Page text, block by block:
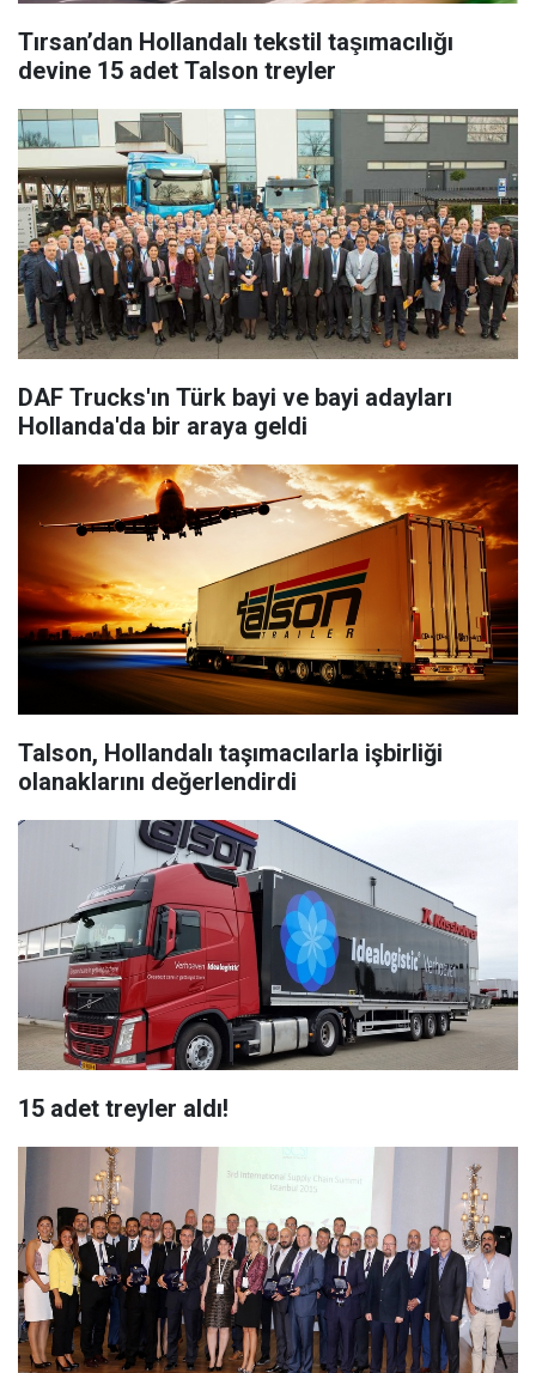
Tırsan’dan Hollandalı tekstil taşımacılığı
devine 15 adet Talson treyler
DAF Trucks'ın Türk bayi ve bayi adayları
Hollanda'da bir araya geldi
Talson, Hollandalı taşımacılarla işbirliği
olanaklarını değerlendirdi
15 adet treyler aldı!